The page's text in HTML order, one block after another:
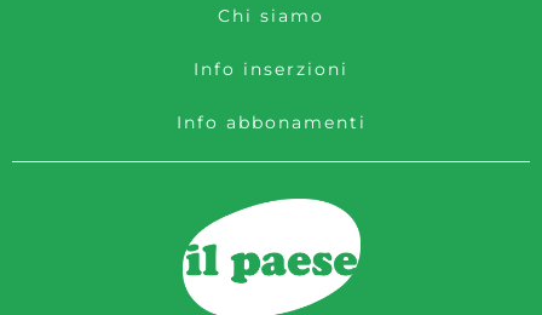
Chi siamo
Info inserzioni
Info abbonamenti